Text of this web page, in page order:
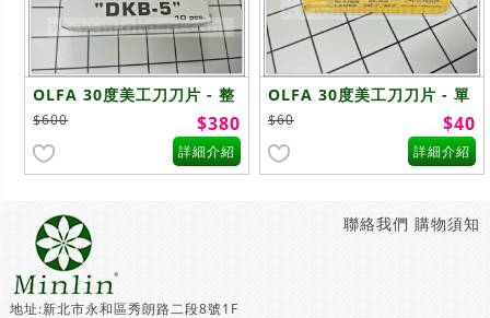
OLFA 30度美工刀刀片 - 整
盒
$600 $380
詳細介紹
OLFA 30度美工刀刀片 - 單
包
$60 $40
詳細介紹
購物須知
聯絡我們
地址:新北市永和區秀朗路二段8號1F